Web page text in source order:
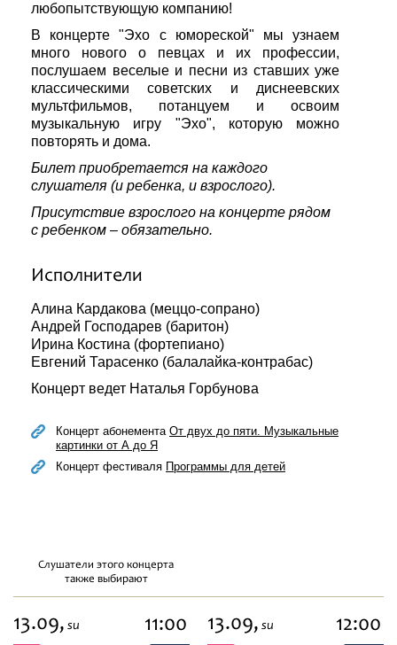
любопытствующую компанию!
В концерте "Эхо с юмореской" мы узнаем
много нового о певцах и их профессии,
послушаем веселые и песни из ставших уже
классическими советских и диснеевских
мультфильмов, потанцуем и освоим
музыкальную игру "Эхо", которую можно
повторять и дома.
Билет приобретается на каждого
слушателя (и ребенка, и взрослого).
Присутствие взрослого на концерте рядом
с ребенком – обязательно.
Исполнители
Алина Кардакова (меццо-сопрано)
Андрей Господарев (баритон)
Ирина Костина (фортепиано)
Евгений Тарасенко (балалайка-контрабас)
Концерт ведет Наталья Горбунова
Концерт абонемента От двух до пяти. Музыкальные
картинки от А до Я
Концерт фестиваля Программы для детей
Слушатели этого концерта
также выбирают
13.09, su 11:00 13.09, su 12:00